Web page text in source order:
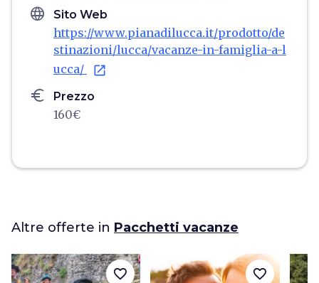
language Sito Web
https://www.pianadilucca.it/prodotto/de
stinazioni/lucca/vacanze-in-famiglia-a-l
ucca/
open_in_new
euro Prezzo
160€
Altre offerte in Pacchetti vacanze
favorite_border favorite_border